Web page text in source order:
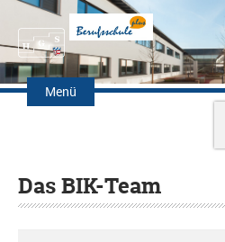
Menü
Zum
Inhalt
Das BIK-Team